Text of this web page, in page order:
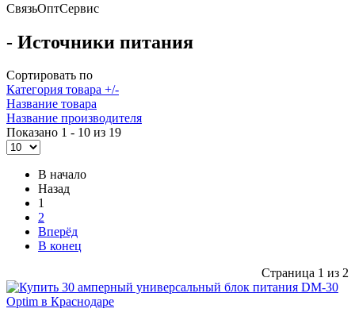
СвязьОптСервис
- Источники питания
Сортировать по
Категория товара +/-
Название товара
Название производителя
Показано 1 - 10 из 19
В начало
Назад
1
2
Вперёд
В конец
Страница 1 из 2